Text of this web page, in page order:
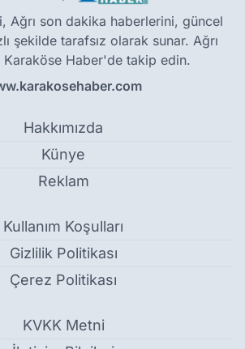
Ağrı son dakika haberlerini, güncel
şekilde tarafsız olarak sunar. Ağrı
Karaköse Haber'de takip edin.
Hakkımızda
Künye
Reklam
Kullanım Koşulları
Gizlilik Politikası
Çerez Politikası
KVKK Metni